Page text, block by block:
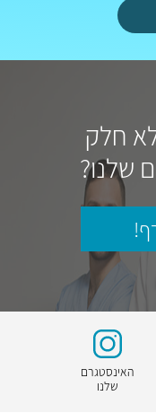
חלק
שלנו?
האינסטגרם
שלנו